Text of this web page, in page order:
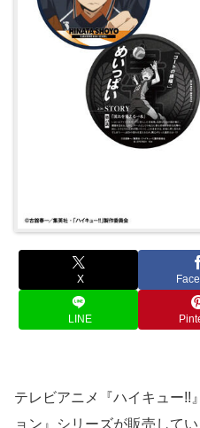
X
LINE
テレビアニメ『ハイキュー!!
ョン』シリーズが販売して